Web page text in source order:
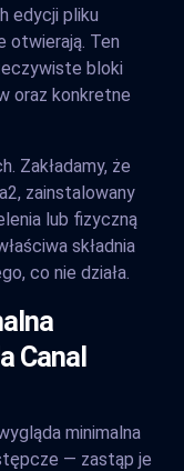
edycji pliku
otwierają. Ten
bloki
oraz konkretne
Zakładamy, że
zainstalowany
lub fizyczną
składnia
co nie działa.
Canal
minimalna
— zastąp je